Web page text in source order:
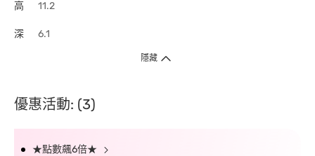
高 11.2
深 6.1
隱藏
優惠活動: (3)
★點數飆6倍★